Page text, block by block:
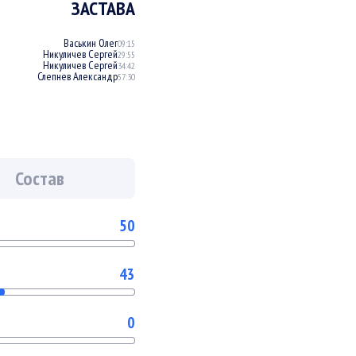
ЗАСТАВА
Васькин Олег09:15
Никуличев Сергей29:55
Никуличев Сергей34:42
Слепнев Александр57:30
Состав
50
43
0